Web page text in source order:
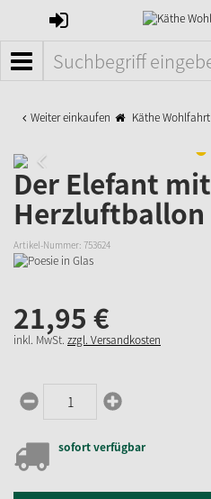
ANMELDEN
MENÜ
Weiter einkaufen Käthe Wohlfahrt
Der Elefant mit
Herzluftballon
Artikel-Nummer: 753624
21,95 €
inkl. MwSt. zzgl. Versandkosten
sofort verfügbar